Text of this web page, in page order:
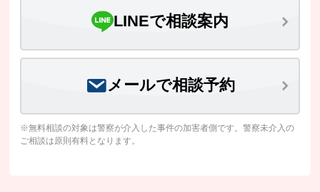
LINEで相談案内
メールで相談予約
※無料相談の対象は警察が介入した事件の加害者側です。警察未介入の
ご相談は原則有料となります。